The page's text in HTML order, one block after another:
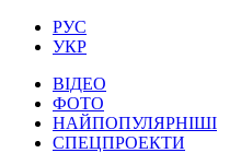
РУС
УКР
ВІДЕО
ФОТО
НАЙПОПУЛЯРНІШІ
СПЕЦПРОЕКТИ